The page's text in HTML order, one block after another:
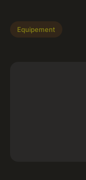
Equipement